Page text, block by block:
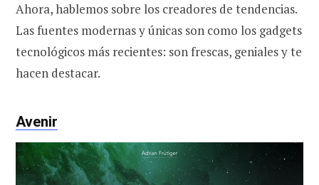
Ahora, hablemos sobre los creadores de tendencias.
Las fuentes modernas y únicas son como los gadgets
tecnológicos más recientes: son frescas, geniales y te
hacen destacar.
Avenir